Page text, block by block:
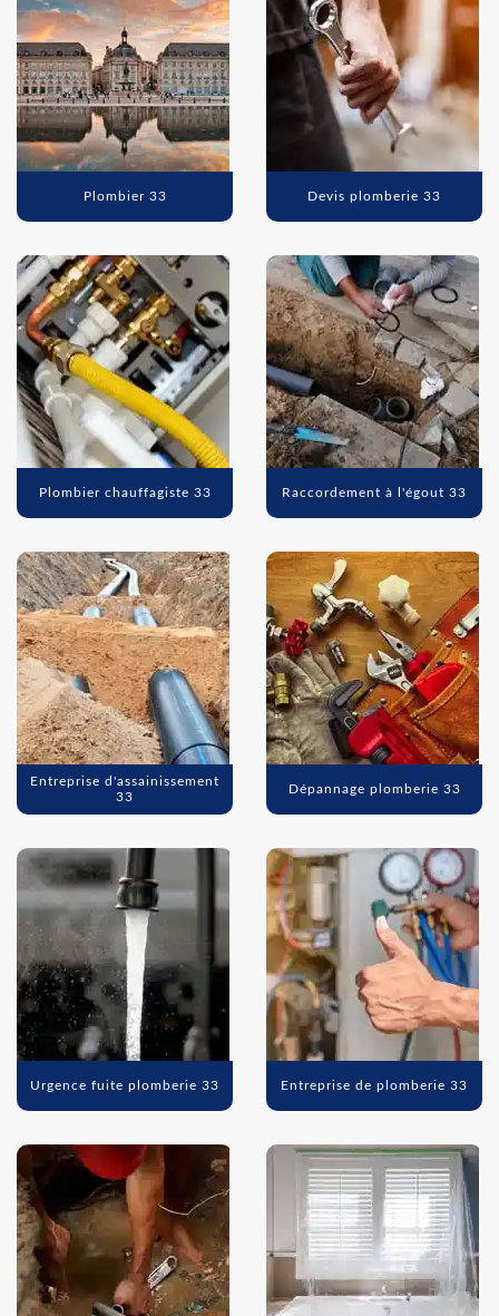
Plombier 33 Devis plomberie 33
Plombier chauffagiste 33 Raccordement à l'égout 33
Entreprise d'assainissement
33
Dépannage plomberie 33
Urgence fuite plomberie 33 Entreprise de plomberie 33